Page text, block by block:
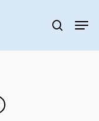
search
Menu